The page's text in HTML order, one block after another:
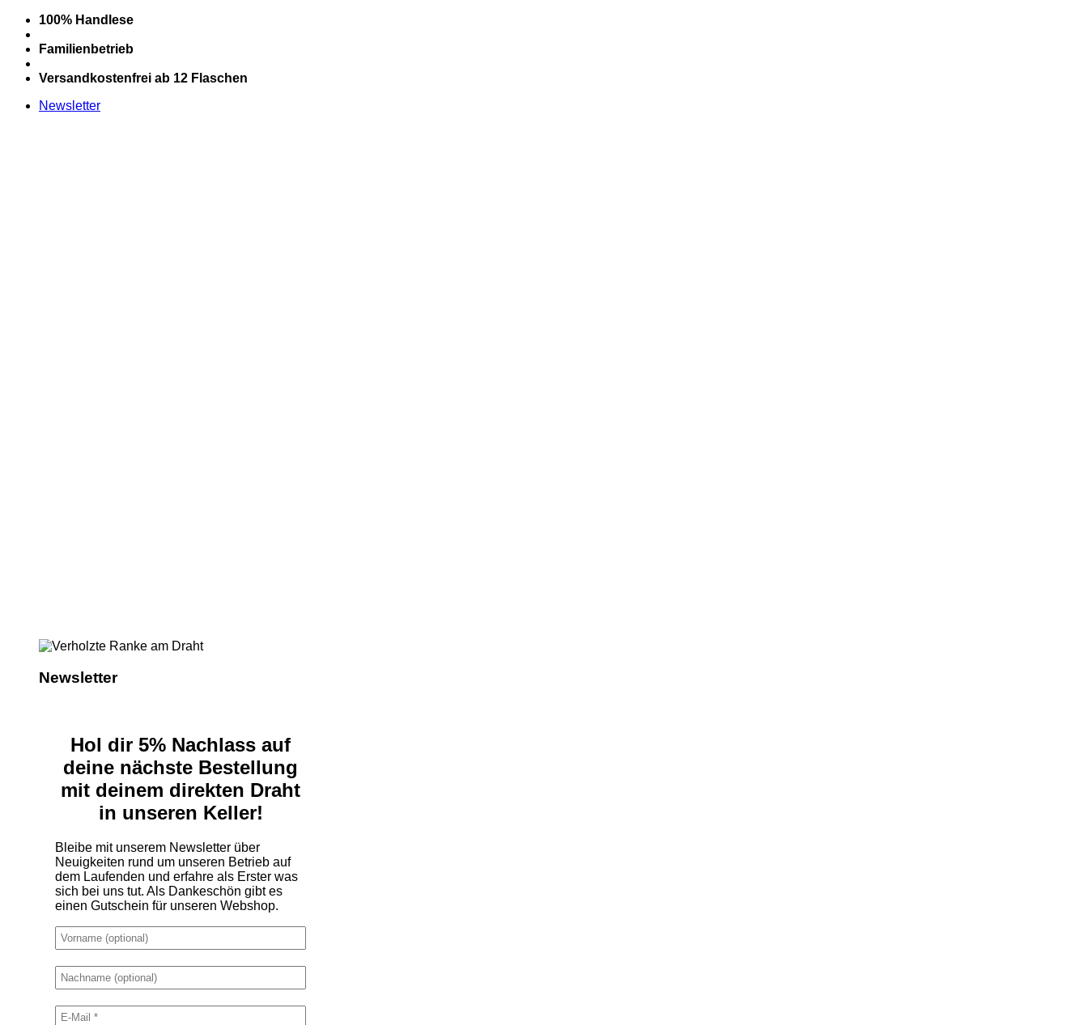
Zum
Inhalt
springen
100% Handlese
Familienbetrieb
Versandkostenfrei ab 12 Flaschen
Newsletter
Newsletter
Hol dir 5% Nachlass auf
deine nächste Bestellung
mit deinem direkten Draht
in unseren Keller!
Bleibe mit unserem Newsletter über
Neuigkeiten rund um unseren Betrieb auf
dem Laufenden und erfahre als Erster was
sich bei uns tut. Als Dankeschön gibt es
einen Gutschein für unseren Webshop.